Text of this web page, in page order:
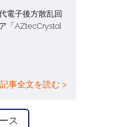
電子後方散乱回
「AZtecCrystal
記事全文を読む >
ス